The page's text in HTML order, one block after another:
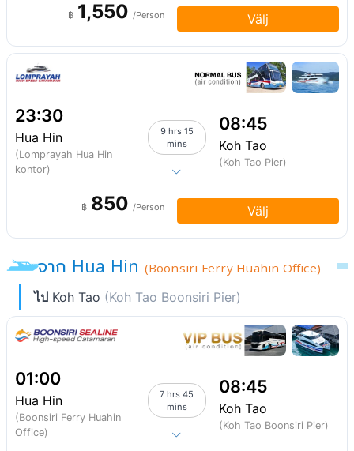
฿ 1,550 /Person Välj
23:30
Hua Hin
(Lomprayah Hua Hin
kontor)
9 hrs 15
mins
08:45
Koh Tao
(Koh Tao Pier)
฿ 850 /Person Välj
จาก Hua Hin (Boonsiri Ferry Huahin Office)
ไป Koh Tao (Koh Tao Boonsiri Pier)
01:00
Hua Hin
(Boonsiri Ferry Huahin
Office)
7 hrs 45
mins
08:45
Koh Tao
(Koh Tao Boonsiri Pier)